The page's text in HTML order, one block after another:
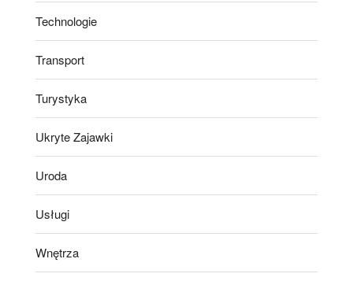
Technologie
Transport
Turystyka
Ukryte Zajawki
Uroda
Usługi
Wnętrza